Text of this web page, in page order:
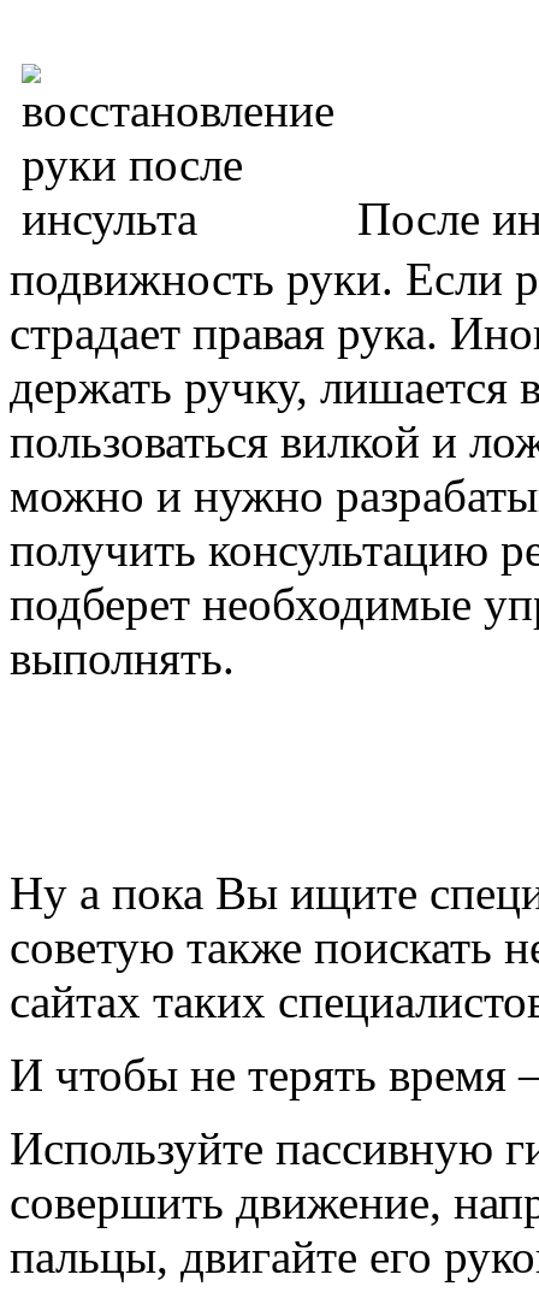
После
подвижность руки. Если
страдает правая рука.
держать ручку, лишается
пользоваться вилкой и
можно и нужно
получить консультацию
подберет необходимые
выполнять.
Ну а пока Вы ищите
советую также поискать
сайтах таких
И чтобы не терять время
Используйте пассивную
совершить движение,
пальцы, двигайте его